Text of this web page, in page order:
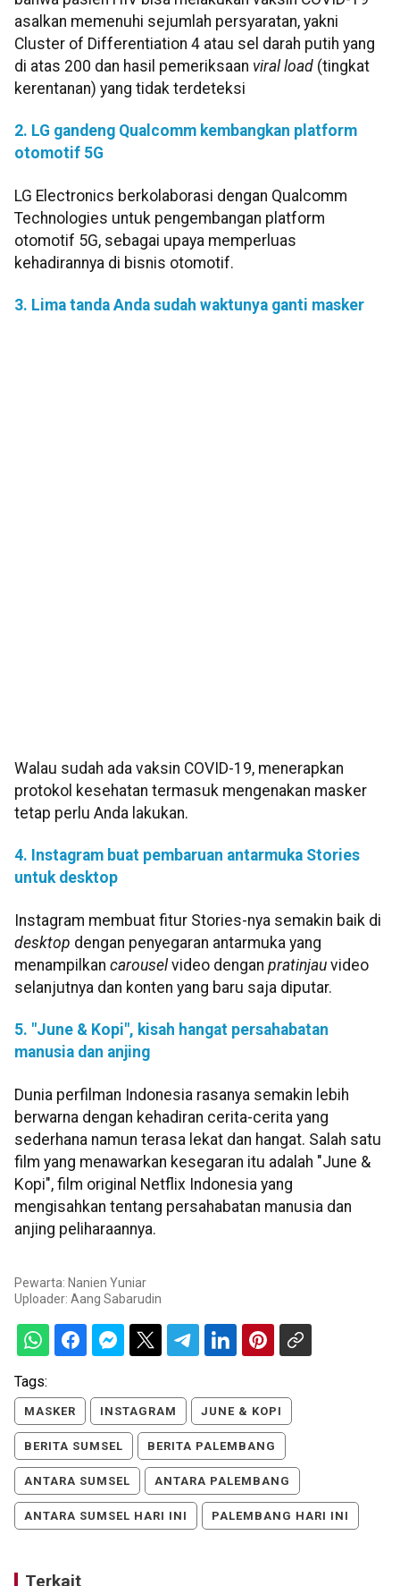
asalkan memenuhi sejumlah persyaratan, yakni
Cluster of Differentiation 4 atau sel darah putih yang
di atas 200 dan hasil pemeriksaan viral load (tingkat
kerentanan) yang tidak terdeteksi
2. LG gandeng Qualcomm kembangkan platform
otomotif 5G
LG Electronics berkolaborasi dengan Qualcomm
Technologies untuk pengembangan platform
otomotif 5G, sebagai upaya memperluas
kehadirannya di bisnis otomotif.
3. Lima tanda Anda sudah waktunya ganti masker
Walau sudah ada vaksin COVID-19, menerapkan
protokol kesehatan termasuk mengenakan masker
tetap perlu Anda lakukan.
4. Instagram buat pembaruan antarmuka Stories
untuk desktop
Instagram membuat fitur Stories-nya semakin baik di
desktop dengan penyegaran antarmuka yang
menampilkan carouselvideo dengan pratinjau video
selanjutnya dan konten yang baru saja diputar.
5. "June & Kopi", kisah hangat persahabatan
manusia dan anjing
Dunia perfilman Indonesia rasanya semakin lebih
berwarna dengan kehadiran cerita-cerita yang
sederhana namun terasa lekat dan hangat. Salah satu
film yang menawarkan kesegaran itu adalah "June &
Kopi", film original Netflix Indonesia yang
mengisahkan tentang persahabatan manusia dan
anjing peliharaannya.
Pewarta: Nanien Yuniar
Uploader: Aang Sabarudin
Tags:
MASKER INSTAGRAM JUNE & KOPI
BERITA SUMSEL BERITA PALEMBANG
ANTARA SUMSEL ANTARA PALEMBANG
ANTARA SUMSEL HARI INI PALEMBANG HARI INI
Terkait